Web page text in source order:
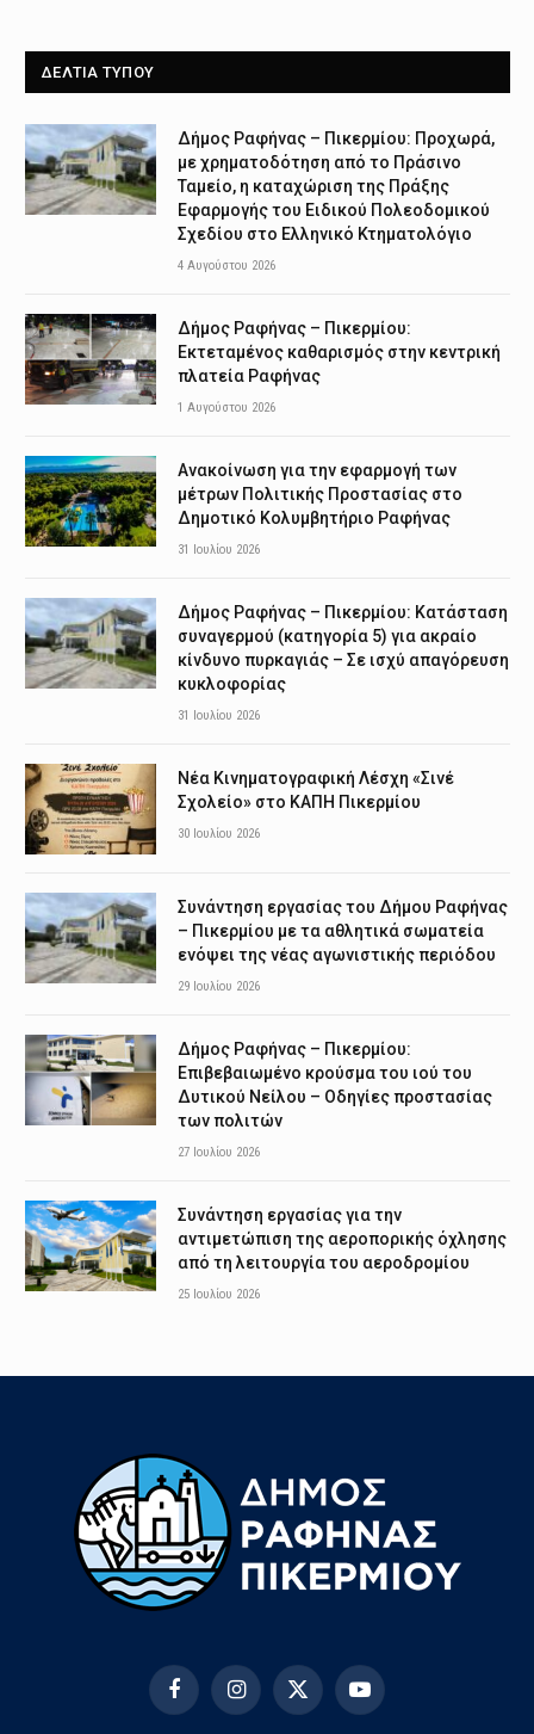
ΔΕΛΤΙΑ ΤΥΠΟΥ
Δήμος Ραφήνας – Πικερμίου: Προχωρά,
με χρηματοδότηση από το Πράσινο
Ταμείο, η καταχώριση της Πράξης
Εφαρμογής του Ειδικού Πολεοδομικού
Σχεδίου στο Ελληνικό Κτηματολόγιο
4 Αυγούστου 2026
Δήμος Ραφήνας – Πικερμίου:
Εκτεταμένος καθαρισμός στην κεντρική
πλατεία Ραφήνας
1 Αυγούστου 2026
Ανακοίνωση για την εφαρμογή των
μέτρων Πολιτικής Προστασίας στο
Δημοτικό Κολυμβητήριο Ραφήνας
31 Ιουλίου 2026
Δήμος Ραφήνας – Πικερμίου: Κατάσταση
συναγερμού (κατηγορία 5) για ακραίο
κίνδυνο πυρκαγιάς – Σε ισχύ απαγόρευση
κυκλοφορίας
31 Ιουλίου 2026
Νέα Κινηματογραφική Λέσχη «Σινέ
Σχολείο» στο ΚΑΠΗ Πικερμίου
30 Ιουλίου 2026
Συνάντηση εργασίας του Δήμου Ραφήνας
– Πικερμίου με τα αθλητικά σωματεία
ενόψει της νέας αγωνιστικής περιόδου
29 Ιουλίου 2026
Δήμος Ραφήνας – Πικερμίου:
Επιβεβαιωμένο κρούσμα του ιού του
Δυτικού Νείλου – Οδηγίες προστασίας
των πολιτών
27 Ιουλίου 2026
Συνάντηση εργασίας για την
αντιμετώπιση της αεροπορικής όχλησης
από τη λειτουργία του αεροδρομίου
25 Ιουλίου 2026
FacebookInstagramX
YouTube